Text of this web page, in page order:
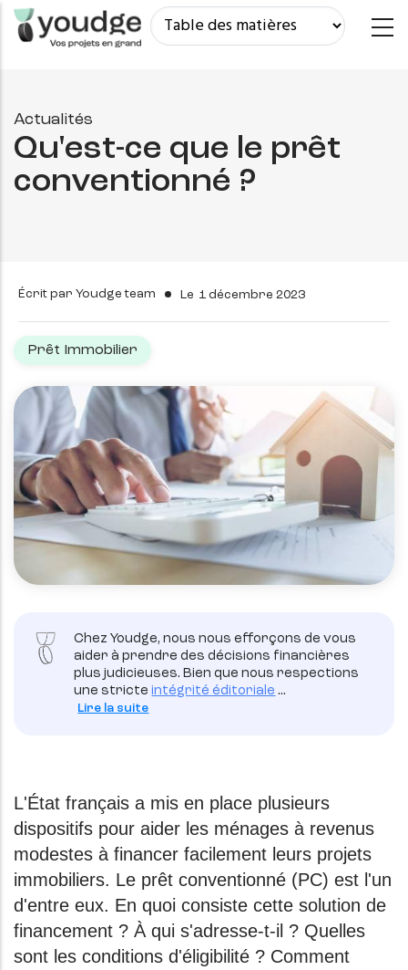
Aller
au
Actualités
Qu'est-ce que le prêt
conventionné ?
Écrit par Youdge team Le 1 décembre 2023
Prêt Immobilier
Chez Youdge, nous nous efforçons de vous
aider à prendre des décisions financières
plus judicieuses. Bien que nous respections
une stricteintégrité éditoriale ...
Lire la suite
L'État français a mis en place plusieurs
dispositifs pour aider les ménages à revenus
modestes à financer facilement leurs projets
immobiliers. Le prêt conventionné (PC) est l'un
d'entre eux. En quoi consiste cette solution de
financement ? À qui s'adresse-t-il ? Quelles
sont les conditions d'éligibilité ? Comment